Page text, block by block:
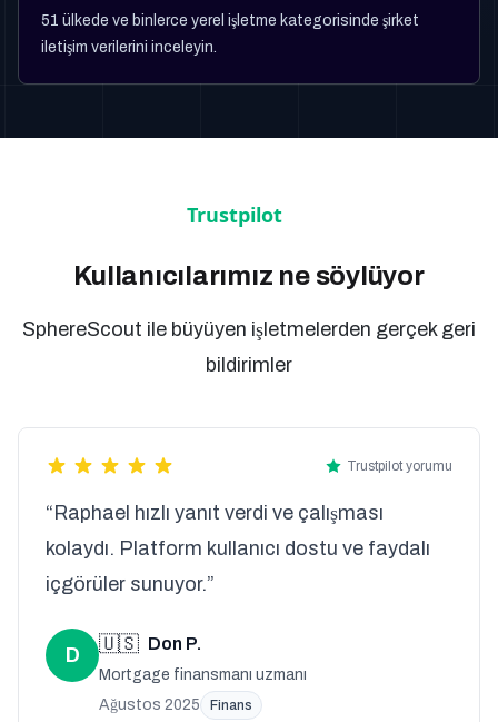
51 ülkede ve binlerce yerel işletme kategorisinde şirket
iletişim verilerini inceleyin.
Kullanıcılarımız ne söylüyor
SphereScout ile büyüyen işletmelerden gerçek geri
bildirimler
Trustpilot yorumu
“Raphael hızlı yanıt verdi ve çalışması
kolaydı. Platform kullanıcı dostu ve faydalı
içgörüler sunuyor.”
D 🇺🇸 Don P.
Mortgage finansmanı uzmanı
Ağustos 2025
Finans